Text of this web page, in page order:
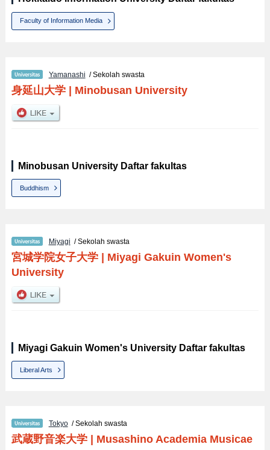
Faculty of Information Media
Yamanashi / Sekolah swasta
身延山大学| Minobusan University
Minobusan University Daftar fakultas
Buddhism
Miyagi / Sekolah swasta
宮城学院女子大学| Miyagi Gakuin Women's
University
Miyagi Gakuin Women's University Daftar fakultas
Liberal Arts
Tokyo/ Sekolah swasta
武蔵野音楽大学| Musashino Academia Musicae